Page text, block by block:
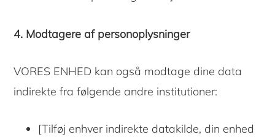
4. Modtagere af personoplysninger
VORES ENHED kan også modtage dine data
indirekte fra følgende andre institutioner:
[Tilføj enhver indirekte datakilde, din enhed